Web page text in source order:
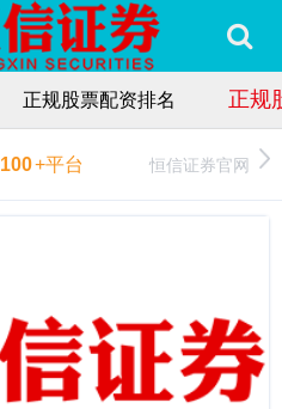
正规股票配资排名 正规
100+平台 恒信证券官网